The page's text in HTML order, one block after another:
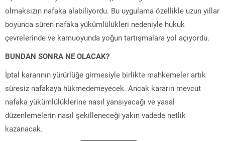
olmaksızın nafaka alabiliyordu. Bu uygulama özellikle uzun yıllar
boyunca süren nafaka yükümlülükleri nedeniyle hukuk
çevrelerinde ve kamuoyunda yoğun tartışmalara yol açıyordu.
BUNDAN SONRA NE OLACAK?
İptal kararının yürürlüğe girmesiyle birlikte mahkemeler artık
süresiz nafakaya hükmedemeyecek. Ancak kararın mevcut
nafaka yükümlülüklerine nasıl yansıyacağı ve yasal
düzenlemelerin nasıl şekilleneceği yakın vadede netlik
kazanacak.